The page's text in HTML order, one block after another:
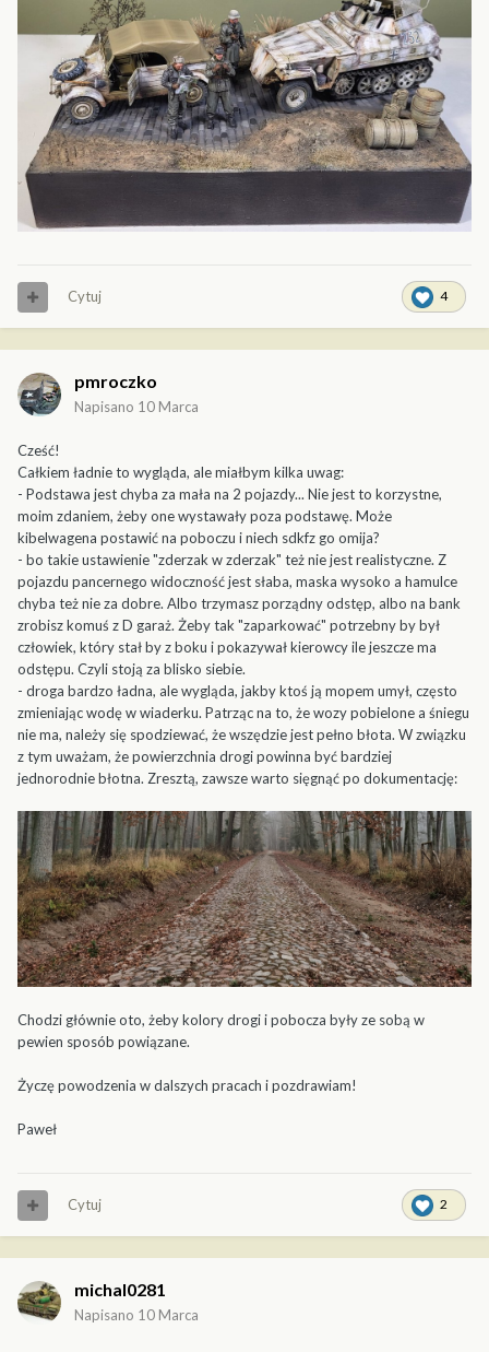
4
Cytuj
pmroczko
Napisano 10 Marca
Cześć!
Całkiem ładnie to wygląda, ale miałbym kilka uwag:
- Podstawa jest chyba za mała na 2 pojazdy... Nie jest to korzystne,
moim zdaniem, żeby one wystawały poza podstawę. Może
kibelwagena postawić na poboczu i niech sdkfz go omija?
- bo takie ustawienie "zderzak w zderzak" też nie jest realistyczne. Z
pojazdu pancernego widoczność jest słaba, maska wysoko a hamulce
chyba też nie za dobre. Albo trzymasz porządny odstęp, albo na bank
zrobisz komuś z D garaż. Żeby tak "zaparkować" potrzebny by był
człowiek, który stał by z boku i pokazywał kierowcy ile jeszcze ma
odstępu. Czyli stoją za blisko siebie.
- droga bardzo ładna, ale wygląda, jakby ktoś ją mopem umył, często
zmieniając wodę w wiaderku. Patrząc na to, że wozy pobielone a śniegu
nie ma, należy się spodziewać, że wszędzie jest pełno błota. W związku
z tym uważam, że powierzchnia drogi powinna być bardziej
jednorodnie błotna. Zresztą, zawsze warto sięgnąć po dokumentację:
Chodzi głównie oto, żeby kolory drogi i pobocza były ze sobą w
pewien sposób powiązane.
Życzę powodzenia w dalszych pracach i pozdrawiam!
Paweł
2
Cytuj
michal0281
Napisano 10 Marca